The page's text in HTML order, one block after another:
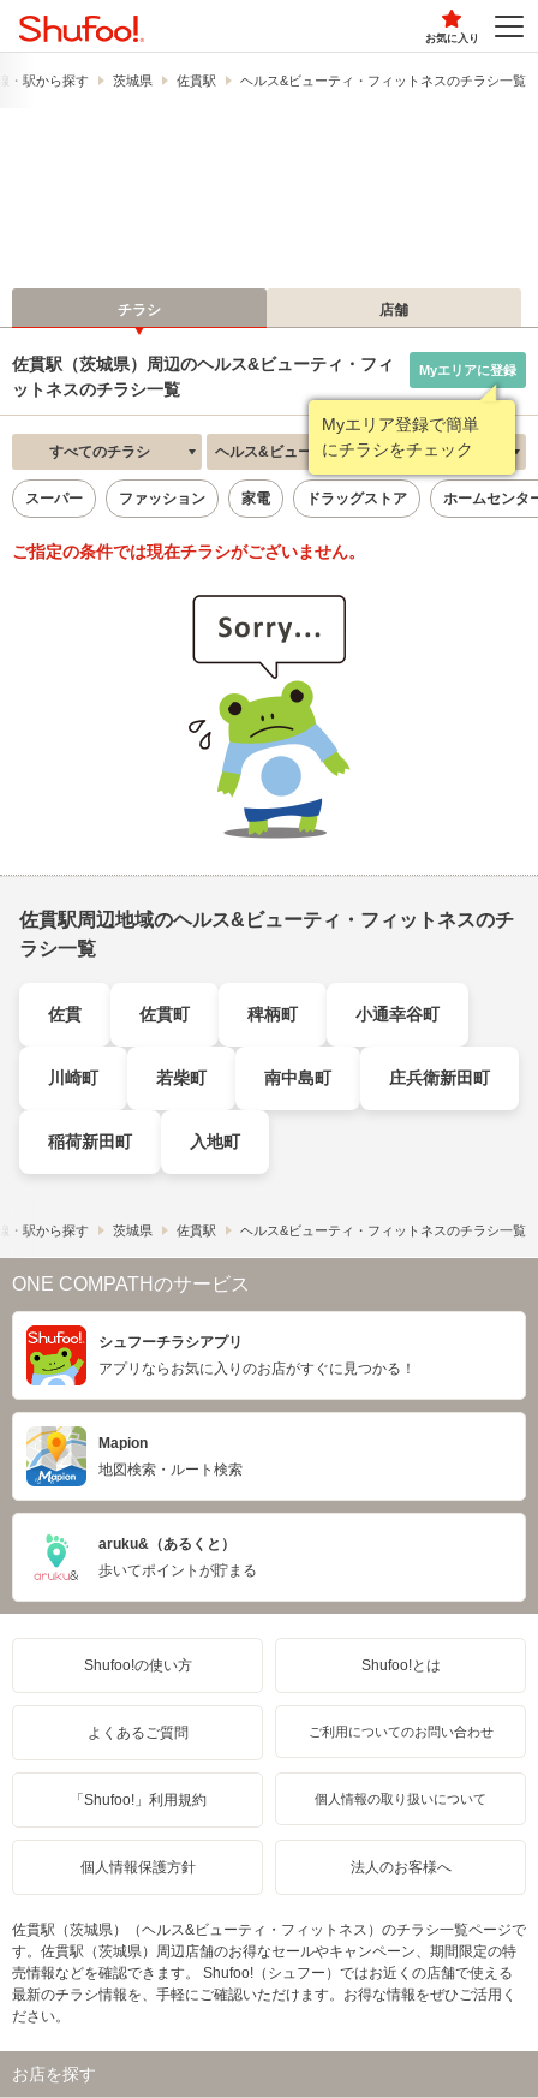
お気に入り
・駅から探す 茨城県 佐貫駅 ヘルス&ビューティ・フィットネスのチラシ一覧
チラシ 店舗
佐貫駅（茨城県）周辺のヘルス&ビューティ・フィ
ットネスのチラシ一覧
Myエリア登録で簡単
にチラシをチェック
Myエリアに登録
すべてのチラシ ヘルス&ビューティ・フィットネス 新着順
スーパー ファッション 家電 ドラッグストア ホームセンタ
ご指定の条件では現在チラシがございません。
佐貫駅周辺地域のヘルス&ビューティ・フィットネスのチ
ラシ一覧
佐貫 佐貫町 稗柄町 小通幸谷町
川崎町 若柴町 南中島町 庄兵衛新田町
稲荷新田町 入地町
・駅から探す 茨城県 佐貫駅 ヘルス&ビューティ・フィットネスのチラシ一覧
ONE COMPATHのサービス
シュフーチラシアプリ
アプリならお気に入りのお店がすぐに見つかる！
Mapion
地図検索・ルート検索
aruku&（あるくと）
歩いてポイントが貯まる
Shufoo!の使い方 Shufoo!とは
よくあるご質問 ご利用についてのお問い合わせ
「Shufoo!」利用規約 個人情報の取り扱いについて
個人情報保護方針 法人のお客様へ
佐貫駅（茨城県）（ヘルス&ビューティ・フィットネス）のチラシ一覧ページで
す。佐貫駅（茨城県）周辺店舗のお得なセールやキャンペーン、期間限定の特
売情報などを確認できます。 Shufoo!（シュフー）ではお近くの店舗で使える
最新のチラシ情報を、手軽にご確認いただけます。お得な情報をぜひご活用く
ださい。
お店を探す